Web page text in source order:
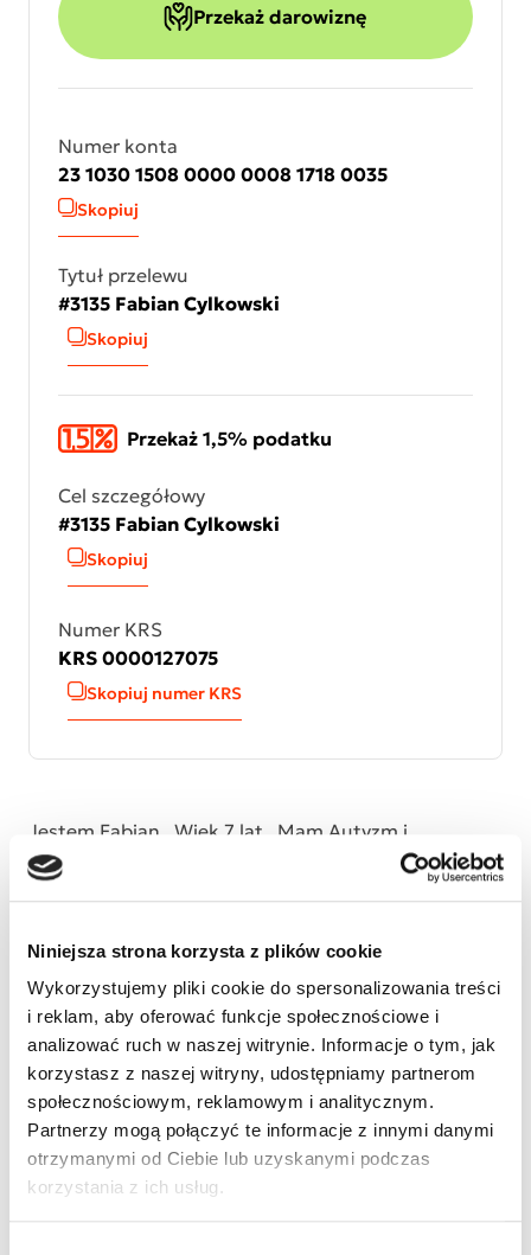
Niniejsza strona korzysta z plików cookie
Wykorzystujemy pliki cookie do spersonalizowania treści
i reklam, aby oferować funkcje społecznościowe i
analizować ruch w naszej witrynie. Informacje o tym, jak
korzystasz z naszej witryny, udostępniamy partnerom
społecznościowym, reklamowym i analitycznym.
Partnerzy mogą połączyć te informacje z innymi danymi
otrzymanymi od Ciebie lub uzyskanymi podczas
korzystania z ich usług.
Przekaż darowiznę
Numer konta
23 1030 1508 0000 0008 1718 0035
Skopiuj
Tytuł przelewu
#3135 Fabian Cylkowski
Skopiuj
Przekaż 1,5% podatku
Cel szczegółowy
#3135 Fabian Cylkowski
Skopiuj
Numer KRS
KRS 0000127075
Skopiuj numer KRS
Jestem Fabian . Wiek 7 lat . Mam Autyzm i
uposledzenie umysłowe . Bardzo lubie rysowac .